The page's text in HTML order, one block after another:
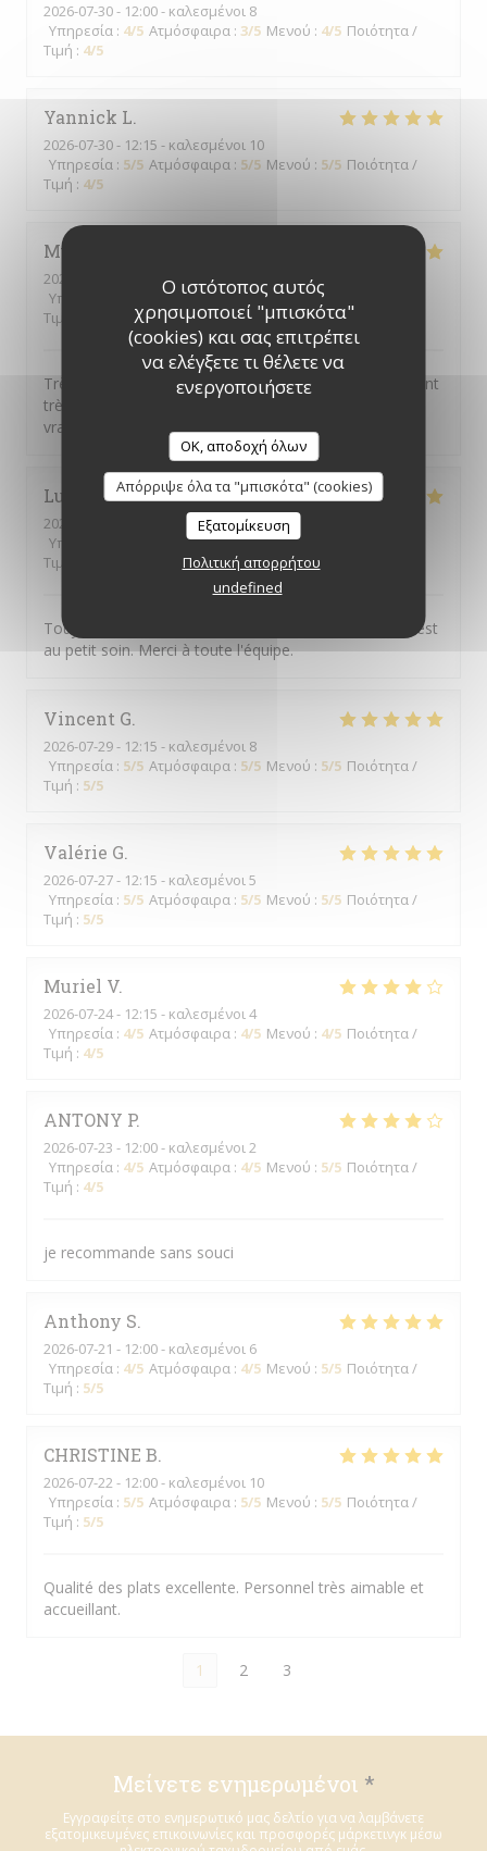
Ο ιστότοπος αυτός
χρησιμοποιεί "μπισκότα"
(cookies) και σας επιτρέπει
να ελέγξετε τι θέλετε να
ενεργοποιήσετε
OK, αποδοχή όλων
Απόρριψε όλα τα "μπισκότα" (cookies)
Εξατομίκευση
Πολιτική απορρήτου
undefined
2026-07-30- 12:00 - καλεσμένοι 8
Υπηρεσία : 4/5 Ατμόσφαιρα : 3/5 Μενού : 4/5 Ποιότητα /
Τιμή : 4/5
Yannick L
2026-07-30- 12:15 - καλεσμένοι 10
Υπηρεσία : 5/5 Ατμόσφαιρα : 5/5 Μενού : 5/5 Ποιότητα /
Τιμή : 4/5
Muriel
2026-07-29
- 12:00 - καλεσμένοι 6
Υπηρεσία
Ατμόσφαιρα: 5/5 Μενού: 5
Τιμή
Très bon rapport qualité / prix. Tous les convives étaient
très contents. Formule tout compris qui comprend
vraiment tout ! BARVO
LudovicN
2026-07-29
- 12:15 - καλεσμένοι 10
Υπηρεσία
Ατμόσφαιρα:5/5 Μενού
Τιμή
Toujours excellent les plats sont raffiné le personnel est
au petit soin. Merci à toute l'équipe.
Vincent G
2026-07-29- 12:15 - καλεσμένοι 8
Υπηρεσία : 5/5 Ατμόσφαιρα : 5/5 Μενού : 5/5 Ποιότητα /
Τιμή : 5/5
Valérie G
2026-07-27- 12:15 - καλεσμένοι 5
Υπηρεσία : 5/5 Ατμόσφαιρα : 5/5 Μενού : 5/5 Ποιότητα /
Τιμή : 5/5
Muriel V
2026-07-24- 12:15 - καλεσμένοι 4
Υπηρεσία : 4/5 Ατμόσφαιρα : 4/5 Μενού : 4/5 Ποιότητα /
Τιμή : 4/5
ANTONY P
2026-07-23 - 12:00 - καλεσμένοι 2
Υπηρεσία : 4/5 Ατμόσφαιρα : 4/5 Μενού : 5/5 Ποιότητα /
Τιμή : 4/5
je recommande sans souci
Anthony S
2026-07-21 - 12:00 - καλεσμένοι 6
Υπηρεσία : 4/5 Ατμόσφαιρα : 4/5 Μενού : 5/5 Ποιότητα /
Τιμή : 5/5
CHRISTINE B
2026-07-22 - 12:00 - καλεσμένοι 10
Υπηρεσία : 5/5 Ατμόσφαιρα : 5/5 Μενού : 5/5 Ποιότητα /
Τιμή : 5/5
Qualité des plats excellente. Personnel très aimable et
accueillant.
1 2 3
Μείνετε ενημερωμένοι *
Εγγραφείτε στο ενημερωτικό μας δελτίο για να λαμβάνετε
εξατομικευμένες επικοινωνίες και προσφορές μάρκετινγκ μέσω